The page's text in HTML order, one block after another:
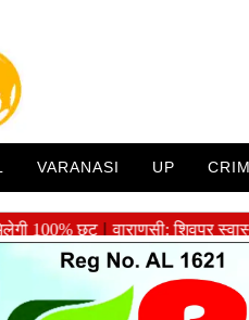
VARANASI UP